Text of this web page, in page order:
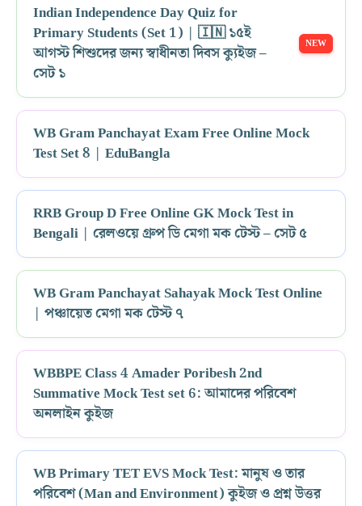
Indian Independence Day Quiz for
Primary Students (Set 1) | 🇮🇳 ১৫ই
আগস্ট শিশুদের জন্য স্বাধীনতা দিবস ক্যুইজ –
সেট ১
WB Gram Panchayat Exam Free Online Mock
Test Set 8 | EduBangla
RRB Group D Free Online GK Mock Test in
Bengali | রেলওয়ে গ্রুপ ডি মেগা মক টেস্ট – সেট ৫
WB Gram Panchayat Sahayak Mock Test Online
| পঞ্চায়েত মেগা মক টেস্ট ৭
WBBPE Class 4 Amader Poribesh 2nd
Summative Mock Test set 6: আমাদের পরিবেশ
অনলাইন কুইজ
WB Primary TET EVS Mock Test: মানুষ ও তার
পরিবেশ (Man and Environment) কুইজ ও প্রশ্ন উত্তর